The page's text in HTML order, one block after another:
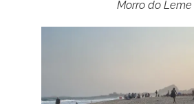
Morro do Leme